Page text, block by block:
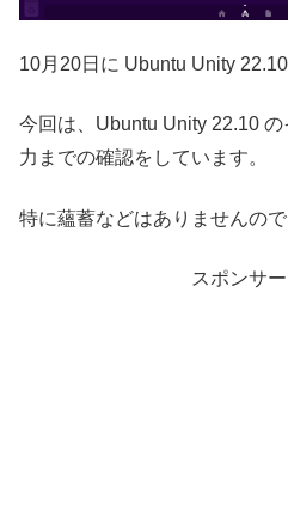
10月20日に Ubuntu Unity
今回は、Ubuntu Unity 22.10
力までの確認をしています。
特に蘊蓄などはありませんので
スポンサ